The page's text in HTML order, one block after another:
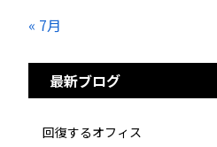
« 7月
最新ブログ
回復するオフィス